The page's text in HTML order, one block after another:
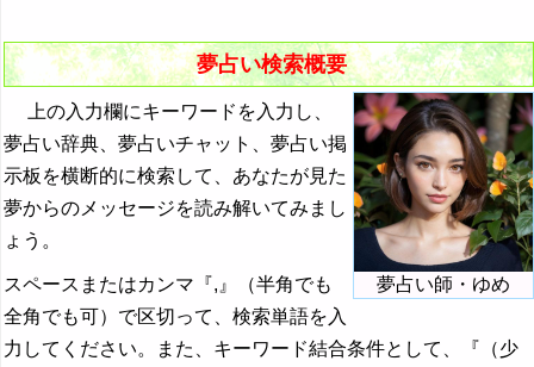
夢占い検索概要
夢占い師・ゆめ
上の入力欄にキーワードを入力し、
夢占い辞典、夢占いチャット、夢占い掲
示板を横断的に検索して、あなたが見た
夢からのメッセージを読み解いてみまし
ょう。
スペースまたはカンマ『,』（半角でも
全角でも可）で区切って、検索単語を入
力してください。また、キーワード結合条件として、『（少